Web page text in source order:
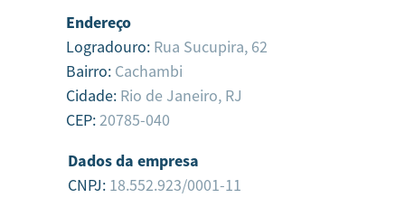
Endereço
Logradouro: Rua Sucupira, 62
Bairro: Cachambi
Cidade: Rio de Janeiro, RJ
CEP:20785-040
Dados da empresa
CNPJ: 18.552.923/0001-11